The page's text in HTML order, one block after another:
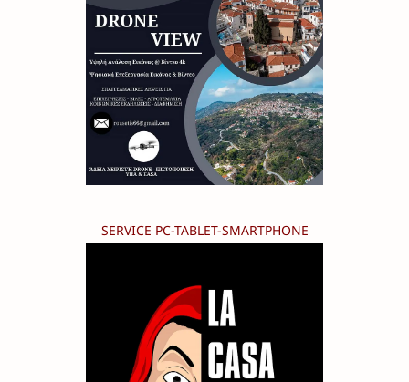
SERVICE PC-TABLET-SMARTPHONE